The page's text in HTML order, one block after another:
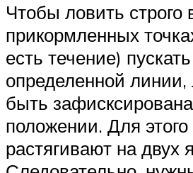
Чтобы ловить строго
прикормленных
есть течение)
определенной
быть
положении. Для этого
растягивают на двух